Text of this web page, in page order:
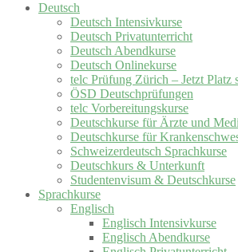
Deutsch
Deutsch Intensivkurse
Deutsch Privatunterricht
Deutsch Abendkurse
Deutsch Onlinekurse
telc Prüfung Zürich – Jetzt Platz
ÖSD Deutschprüfungen
telc Vorbereitungskurse
Deutschkurse für Ärzte und
Deutschkurse für
Schweizerdeutsch Sprachkurse
Deutschkurs & Unterkunft
Studentenvisum & Deutschkurse
Sprachkurse
Englisch
Englisch Intensivkurse
Englisch Abendkurse